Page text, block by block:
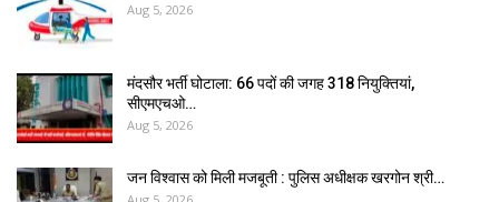
Aug 5, 2026
मंदसौर भर्ती घोटाला: 66 पदों की जगह 318 नियुक्तियां,
सीएमएचओ…
Aug 5, 2026
जन विश्वास को मिली मजबूती : पुलिस अधीक्षक खरगोन श्री…